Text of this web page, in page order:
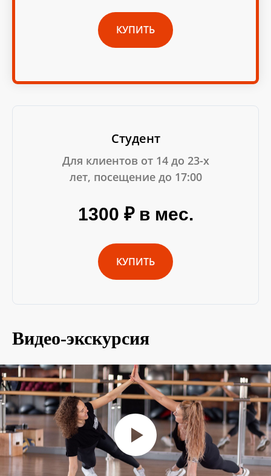
КУПИТЬ
Студент
Для клиентов от 14 до 23-х
лет, посещение до 17:00
1300 ₽ в мес.
КУПИТЬ
Видео-экскурсия